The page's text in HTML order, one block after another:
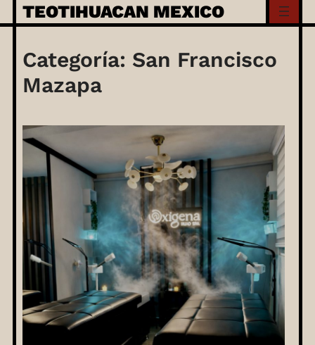
Skip
to
content
TEOTIHUACAN MEXICO
Categoría: San Francisco
Mazapa